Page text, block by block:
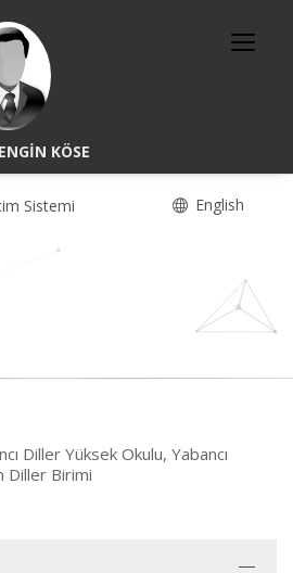
KÖSE
Sistemi English
Diller Yüksek Okulu, Yabancı
Diller Birimi